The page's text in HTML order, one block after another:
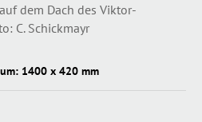
dem Dach des Viktor-
C. Schickmayr
1400 x 420 mm